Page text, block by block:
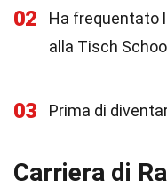
02
Ha frequentato
alla Tisch
03 Prima di
Carriera di